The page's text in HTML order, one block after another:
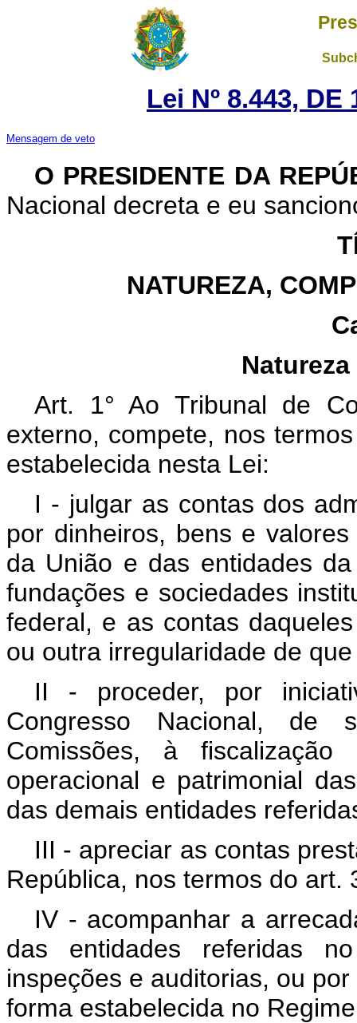
Lei Nº 8.443, DE
Mensagem de veto
O PRESIDENTE DA
Nacional decreta e eu
NATUREZA,
Art. 1° Ao Tribunal de
externo, compete, nos
estabelecida nesta Lei:
I - julgar as contas dos
por dinheiros, bens e
da União e das entidades
fundações e sociedades
federal, e as contas
ou outra irregularidade de
II - proceder, por
Congresso Nacional, de
Comissões, à fiscalização
operacional e patrimonial
das demais entidades
III - apreciar as contas
República, nos termos do art.
IV - acompanhar a
das entidades referidas
inspeções e auditorias, ou
forma estabelecida no